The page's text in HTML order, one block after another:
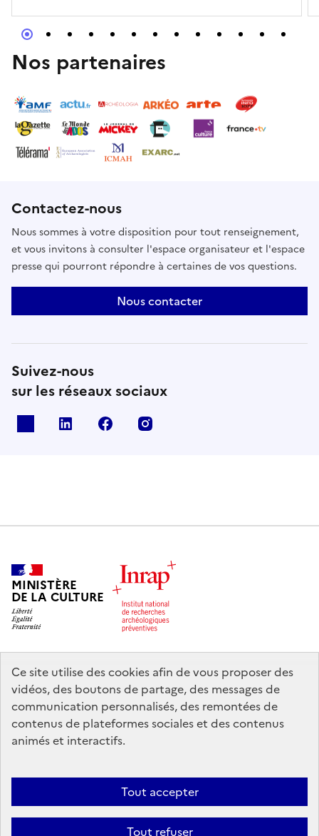
Ce site utilise des cookies afin de vous proposer des
vidéos, des boutons de partage, des messages de
communication personnalisés, des remontées de
contenus de plateformes sociales et des contenus
animés et interactifs.
Tout accepter
Tout refuser
Nos partenaires
Contactez-nous
Nous sommes à votre disposition pour tout renseignement,
et vous invitons à consulter l'espace organisateur et l'espace
presse qui pourront répondre à certaines de vos questions.
Nous contacter
Suivez-nous
sur les réseaux sociaux
Linkedin Facebook
MINISTÈRE
DE LA CULTURE
legifrance.gouv.fr
info.gouv.fr
service-public.gouv.fr
data.gouv.fr
Nous contacter Mentions légales
Accessibilité : partiellement
Politique d’utilisation des témoins de connexion (cookies)
Politique générale de protection des données